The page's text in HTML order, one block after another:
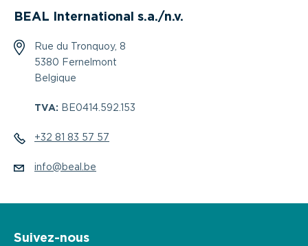
BEAL International s.a./n.v.
Rue du Tronquoy, 8
5380 Fernelmont
Belgique
TVA: BE0414.592.153
+32 81 83 57 57
info@beal.be
Suivez-nous